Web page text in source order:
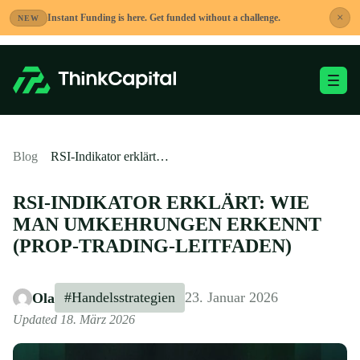
NEW Instant Funding is here. Get funded without a challenge. ×
Zum
Inhalt
springen
Mobiles
Blog RSI-Indikator erklärt: Wie man Umkehrungen erkennt (Prop-Trading-Leitfaden)
RSI-INDIKATOR ERKLÄRT: WIE
MAN UMKEHRUNGEN ERKENNT
(PROP-TRADING-LEITFADEN)
Ola #Handelsstrategien 23. Januar 2026
Updated 18. März 2026